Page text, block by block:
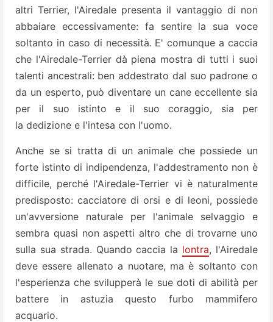
altri Terrier, l'Airedale presenta il vantaggio di non
abbaiare eccessivamente: fa sentire la sua voce
soltanto in caso di necessità. E' comunque a caccia
che l'Airedale-Terrier dà piena mostra di tutti i suoi
talenti ancestrali: ben addestrato dal suo padrone o
da un esperto, può diventare un cane eccellente sia
per il suo istinto e il suo coraggio, sia per
la dedizione e l'intesa con l'uomo.
Anche se si tratta di un animale che possiede un
forte istinto di indipendenza, l'addestramento non è
difficile, perché l'Airedale-Terrier vi è naturalmente
predisposto: cacciatore di orsi e di leoni, possiede
un'avversione naturale per l'animale selvaggio e
sembra quasi non aspetti altro che di trovarne uno
sulla sua strada. Quando caccia la lontra, l'Airedale
deve essere allenato a nuotare, ma è soltanto con
l'esperienza che svilupperà le sue doti di abilità per
battere in astuzia questo furbo mammifero
acquario.